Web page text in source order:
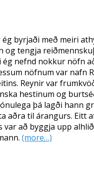
byrjaði með meiri
og tengja
nefnd nokkur nöfn
nöfnum var nafn
Reynir var
hestinum og
þá lagði hann
aðra til árangurs. Eitt
var að byggja upp
(more…)